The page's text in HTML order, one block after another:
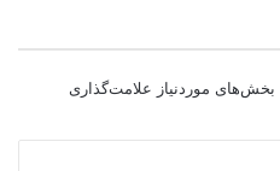
بخش‌های موردنیاز علامت‌گذاری